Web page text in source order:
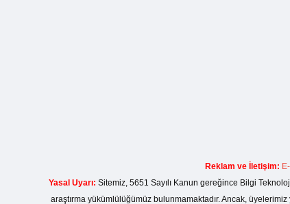
Reklam ve İletişim:
Yasal Uyarı: Sitemiz, 5651 Sayılı Kanun gereğince Bilgi
araştırma yükümlülüğümüz bulunmamaktadır. Ancak,